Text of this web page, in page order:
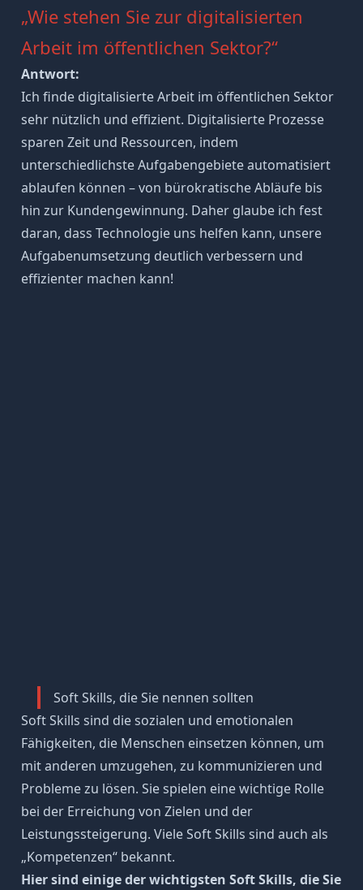
„Wie stehen Sie zur digitalisierten
Arbeit im öffentlichen Sektor?“
Antwort:
Ich finde digitalisierte Arbeit im öffentlichen Sektor
sehr nützlich und effizient. Digitalisierte Prozesse
sparen Zeit und Ressourcen, indem
unterschiedlichste Aufgabengebiete automatisiert
ablaufen können – von bürokratische Abläufe bis
hin zur Kundengewinnung. Daher glaube ich fest
daran, dass Technologie uns helfen kann, unsere
Aufgabenumsetzung deutlich verbessern und
effizienter machen kann!
Soft Skills, die Sie nennen sollten
Soft Skills sind die sozialen und emotionalen
Fähigkeiten, die Menschen einsetzen können, um
mit anderen umzugehen, zu kommunizieren und
Probleme zu lösen. Sie spielen eine wichtige Rolle
bei der Erreichung von Zielen und der
Leistungssteigerung. Viele Soft Skills sind auch als
„Kompetenzen“ bekannt.
Hier sind einige der wichtigsten Soft Skills, die Sie